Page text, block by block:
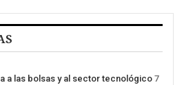
a las bolsas y al sector tecnológico 7